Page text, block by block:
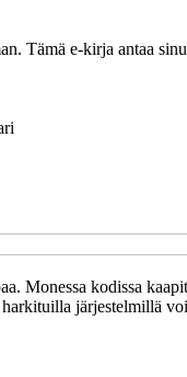
Tämä e-kirja antaa
Monessa kodissa
järjestelmillä